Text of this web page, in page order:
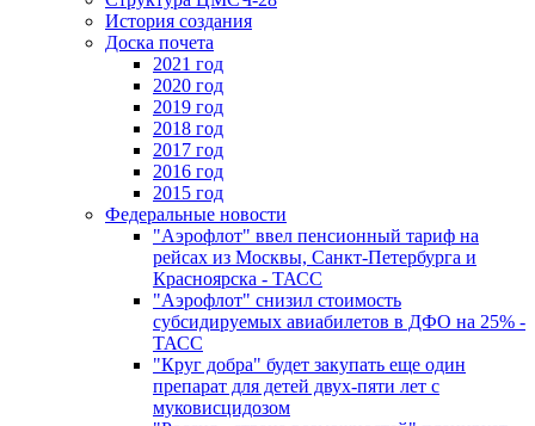
История создания
Доска почета
2021 год
2020 год
2019 год
2018 год
2017 год
2016 год
2015 год
Федеральные новости
"Аэрофлот" ввел пенсионный тариф на
рейсах из Москвы, Санкт-Петербурга и
Красноярска - ТАСС
"Аэрофлот" снизил стоимость
субсидируемых авиабилетов в ДФО на 25% -
ТАСС
"Круг добра" будет закупать еще один
препарат для детей двух-пяти лет с
муковисцидозом